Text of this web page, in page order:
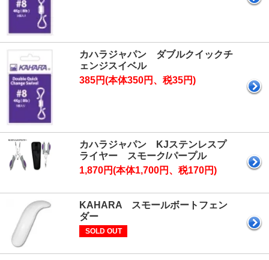
カハラジャパン ダブルクイックチ
ェンジスイベル
385円(本体350円、税35円)
カハラジャパン KJステンレスプ
ライヤー スモーク/パープル
1,870円(本体1,700円、税170円)
KAHARA スモールボートフェン
ダー
SOLD OUT